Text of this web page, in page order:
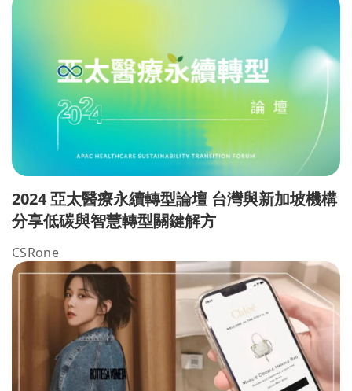
2024 亞太醫療永續轉型論壇 台灣與新加坡機構
分享低碳與智慧轉型關鍵解方
CSRone